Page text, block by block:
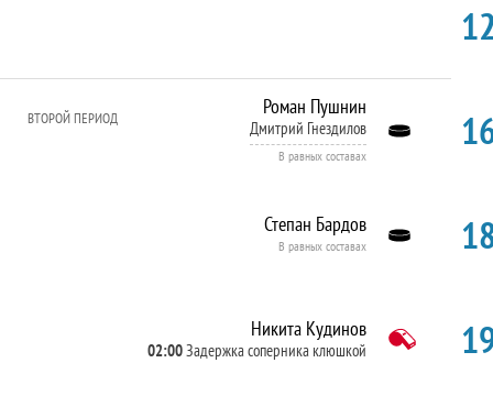
ВТОРОЙ ПЕРИОД Роман Пушнин
Дмитрий Гнездилов
В равных составах
Степан Бардов
В равных составах
Никита Кудинов
02:00Задержка соперника клюшкой